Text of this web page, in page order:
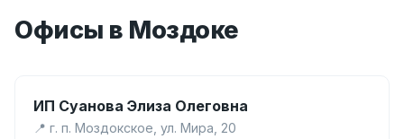
Офисы в Моздоке
ИП Суанова Элиза Олеговна
📍 г. п. Моздокское, ул. Мира, 20